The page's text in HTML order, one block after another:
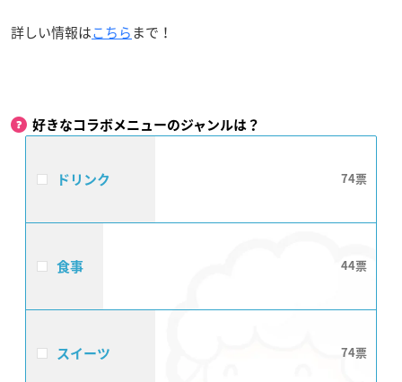
詳しい情報はこちらまで！
好きなコラボメニューのジャンルは？
ドリンク 74
食事 44
スイーツ 74